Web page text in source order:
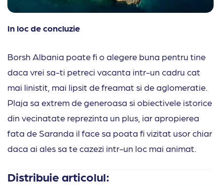
In loc de concluzie
Borsh Albania poate fi o alegere buna pentru tine
daca vrei sa-ti petreci vacanta intr-un cadru cat
mai linistit, mai lipsit de freamat si de aglomeratie.
Plaja sa extrem de generoasa si obiectivele istorice
din vecinatate reprezinta un plus, iar apropierea
fata de Saranda il face sa poata fi vizitat usor chiar
daca ai ales sa te cazezi intr-un loc mai animat.
Distribuie articolul: